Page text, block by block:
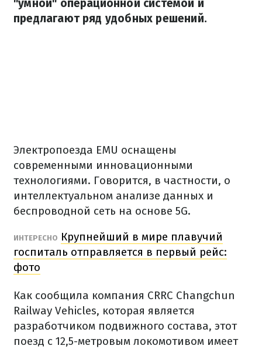
"умной" операционной системой и
предлагают ряд удобных решений.
Электропоезда EMU оснащены
современными инновационными
технологиями. Говорится, в частности, о
интеллектуальном анализе данных и
беспроводной сеть на основе 5G.
ИНТЕРЕСНО Крупнейший в мире плавучий
госпиталь отправляется в первый рейс:
фото
Как сообщила компания CRRC Changchun
Railway Vehicles, которая является
разработчиком подвижного состава, этот
поезд с 12,5-метровым локомотивом имеет